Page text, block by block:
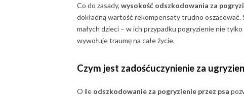
Co do zasady, wysokość odszkodowania za
dokładną wartość rekompensaty trudno oszacować.
małych dzieci – w ich przypadku pogryzienie nie
wywołuje traumę na całe życie.
Czym jest zadośćuczynienie za
O ile odszkodowanie za pogryzienie przez psa